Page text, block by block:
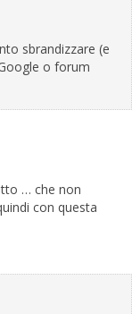
sbrandizzare (e
o forum
… che non
con questa